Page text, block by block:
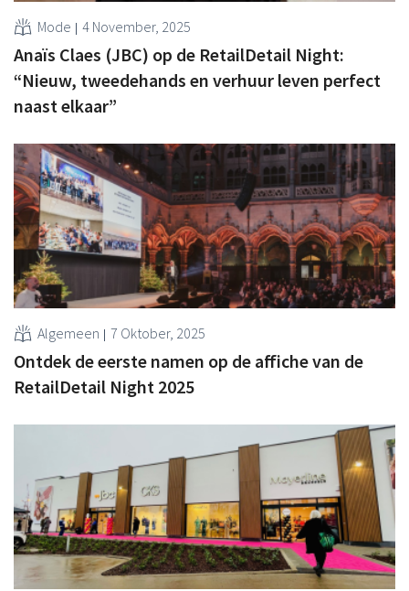
Mode 4 November, 2025
Anaïs Claes (JBC) op de RetailDetail Night:
“Nieuw, tweedehands en verhuur leven perfect
naast elkaar”
Algemeen 7 Oktober, 2025
Ontdek de eerste namen op de affiche van de
RetailDetail Night 2025